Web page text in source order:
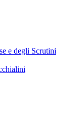
e degli Scrutini